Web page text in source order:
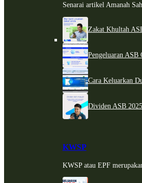
Senarai artikel Amanah
Zakat Khultah
Pengeluaran
Cara Keluarkan
Dividen ASB
KWSP
KWSP atau EPF